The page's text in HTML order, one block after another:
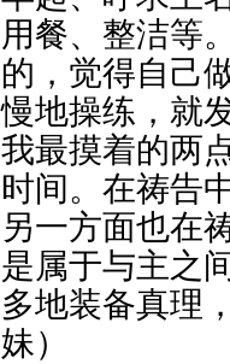
用餐、整洁等
的，觉得自己
慢地操练，就
我最摸着的两
时间。在祷告
另一方面也在
是属于与主之
多地装备真理
妹）